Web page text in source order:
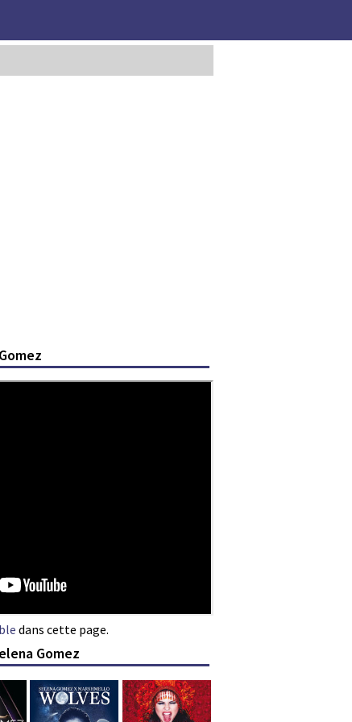
dans cette page.
Gomez